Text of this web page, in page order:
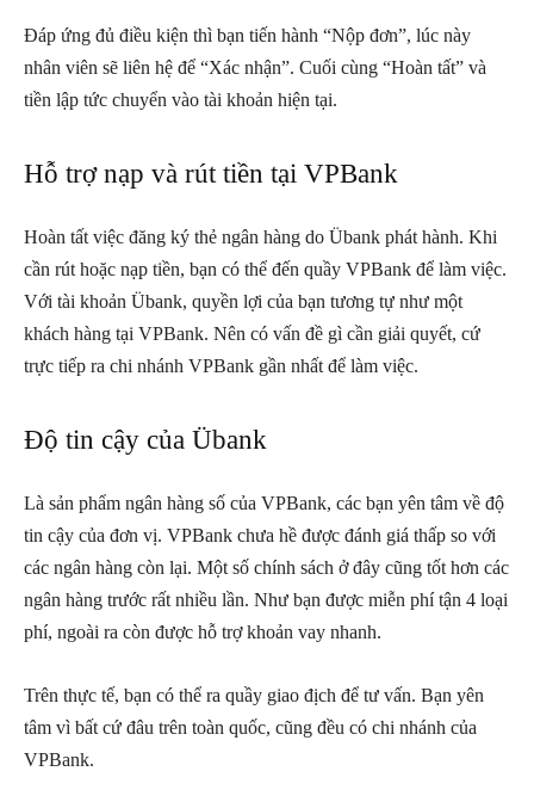
Đáp ứng đủ điều kiện thì bạn tiến hành “Nộp đơn”, lúc này
nhân viên sẽ liên hệ để “Xác nhận”. Cuối cùng “Hoàn tất” và
tiền lập tức chuyển vào tài khoản hiện tại.
Hỗ trợ nạp và rút tiền tại VPBank
Hoàn tất việc đăng ký thẻ ngân hàng do Übank phát hành. Khi
cần rút hoặc nạp tiền, bạn có thể đến quầy VPBank để làm việc.
Với tài khoản Übank, quyền lợi của bạn tương tự như một
khách hàng tại VPBank. Nên có vấn đề gì cần giải quyết, cứ
trực tiếp ra chi nhánh VPBank gần nhất để làm việc.
Độ tin cậy của Übank
Là sản phẩm ngân hàng số của VPBank, các bạn yên tâm về độ
tin cậy của đơn vị. VPBank chưa hề được đánh giá thấp so với
các ngân hàng còn lại. Một số chính sách ở đây cũng tốt hơn các
ngân hàng trước rất nhiều lần. Như bạn được miễn phí tận 4 loại
phí, ngoài ra còn được hỗ trợ khoản vay nhanh.
Trên thực tế, bạn có thể ra quầy giao địch để tư vấn. Bạn yên
tâm vì bất cứ đâu trên toàn quốc, cũng đều có chi nhánh của
VPBank.